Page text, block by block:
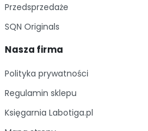
Przedsprzedaże
SQN Originals
Nasza firma
Polityka prywatności
Regulamin sklepu
Księgarnia Labotiga.pl